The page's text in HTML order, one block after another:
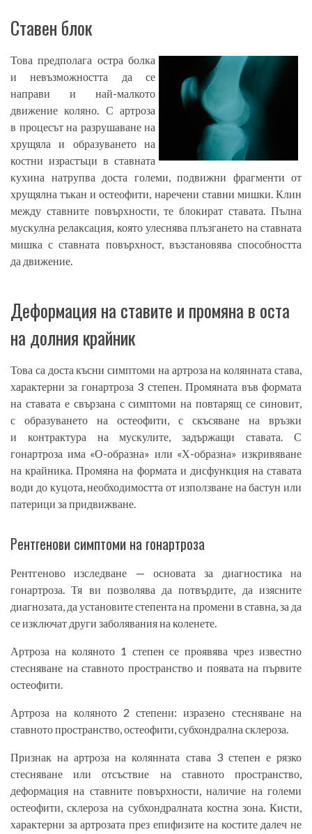
Ставен блок
Това предполага остра болка
и невъзможността да се
направи и най-малкото
движение коляно. С артроза
в процесът на разрушаване на
хрущяла и образуването на
костни израстъци в ставната
кухина натрупва доста големи, подвижни фрагменти от
хрущялна тъкан и остеофити, наречени ставни мишки. Клин
между ставните повърхности, те блокират ставата. Пълна
мускулна релаксация, която улеснява плъзгането на ставната
мишка с ставната повърхност, възстановява способността
да движение.
Деформация на ставите и промяна в оста
на долния крайник
Това са доста късни симптоми на артроза на колянната става,
характерни за гонартроза 3 степен. Промяната във формата
на ставата е свързана с симптоми на повтарящ се синовит,
с образуването на остеофити, с скъсяване на връзки
и контрактура на мускулите, задържащи ставата. С
гонартроза има «О-образна» или «Х-образна» изкривяване
на крайника. Промяна на формата и дисфункция на ставата
води до куцота, необходимостта от използване на бастун или
патерици за придвижване.
Рентгенови симптоми на гонартроза
Рентгеново изследване — основата за диагностика на
гонартроза. Тя ви позволява да потвърдите, да изясните
диагнозата, да установите степента на промени в ставна, за да
се изключат други заболявания на коленете.
Артроза на коляното 1 степен се проявява чрез известно
стесняване на ставното пространство и появата на първите
остеофити.
Артроза на коляното 2 степени: изразено стесняване на
ставното пространство, остеофити, субхондрална склероза.
Признак на артроза на колянната става 3 степен е рязко
стесняване или отсъствие на ставното пространство,
деформация на ставните повърхности, наличие на големи
остеофити, склероза на субхондралната костна зона. Кисти,
характерни за артрозата през епифизите на костите далеч не